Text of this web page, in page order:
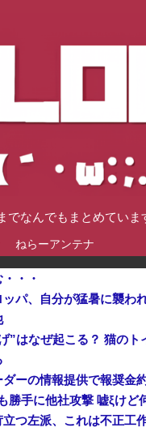
なんでもまとめていま
ねらーアンテナ
・・
ーの情報提供で報奨金